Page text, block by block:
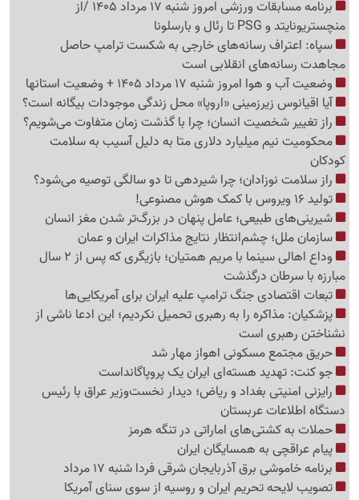
برنامه مسابقات ورزشی امروز شنبه 17 مرداد 1405 /از
منچستریونایتد و PSG تا رئال و بارسلونا
سپاه: اعتراف رسانه‌های خارجی به شکست ترامپ حاصل
مجاهدت رسانه‌های انقلابی است
وضعیت آب و هوا امروز شنبه 17 مرداد 1405 + وضعیت استانها
آیا اقیانوس زیرزمینی «اروپا» محل زندگی موجودات بیگانه است؟
راز تغییر شخصیت انسان؛ چرا با گذشت زمان متفاوت می‌شویم؟
محکومیت نیم میلیارد دلاری متا به دلیل آسیب به سلامت
کودکان
راز سلامت نوزادان؛ چرا شیردهی تا دو سالگی توصیه می‌شود؟
تولید 16 ویروس با کمک هوش مصنوعی!
شیرینی‌های طبیعی؛ عامل پنهان در بزرگ‌تر شدن مغز انسان
سازمان ملل؛ چشم‌انتظار نتایج مذاکرات ایران و عمان
وداع اهالی سینما با مریم همتیان؛ بازیگری که پس از 2 سال
مبارزه با سرطان درگذشت
تبعات اقتصادی جنگ ترامپ علیه ایران برای آمریکایی‌ها
پزشکیان: مذاکره را به رهبری تحمیل نکردیم؛ این ادعا ناشی از
نشناختن رهبری است
حریق مجتمع مسکونی اهواز مهار شد
جو کنت: تهدید هسته‌ای ایران یک پروپاگانداست
رایزنی امنیتی بغداد و ریاض؛ دیدار نخست‌وزیر عراق با رئیس
دستگاه اطلاعات عربستان
حملات به کشتی‌های اماراتی در تنگه هرمز
پیام عراقچی به همسایگان ایران
برنامه خاموشی برق آذربایجان شرقی فردا شنبه 17 مرداد
تصویب لایحه تحریم ایران و روسیه از سوی سنای آمریکا